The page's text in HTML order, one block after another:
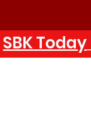
SBK Today